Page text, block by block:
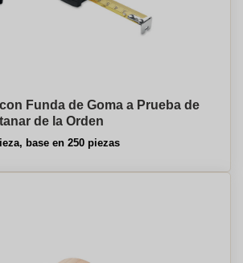
Funda de Goma a Prueba de
de la Orden
base en 250 piezas